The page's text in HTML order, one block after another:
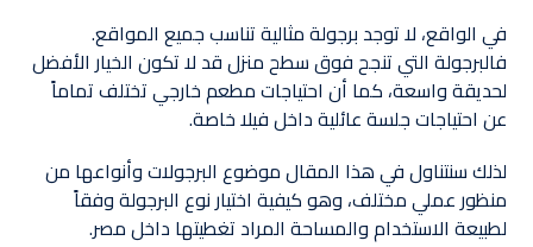
في الواقع، لا توجد برجولة مثالية تناسب جميع المواقع.
فالبرجولة التي تنجح فوق سطح منزل قد لا تكون الخيار الأفضل
لحديقة واسعة، كما أن احتياجات مطعم خارجي تختلف تماماً
عن احتياجات جلسة عائلية داخل فيلا خاصة.
لذلك سنتناول في هذا المقال موضوع البرجولات وأنواعها من
منظور عملي مختلف، وهو كيفية اختيار نوع البرجولة وفقاً
لطبيعة الاستخدام والمساحة المراد تغطيتها داخل مصر.